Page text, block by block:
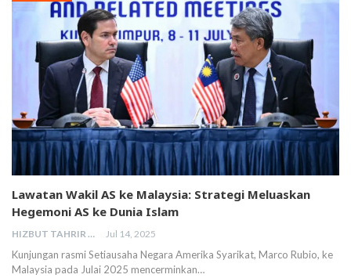
Lawatan Wakil AS ke Malaysia: Strategi Meluaskan
Hegemoni AS ke Dunia Islam
HIZBUT TAHRIR MALAYSIA Jul 14, 2025
Kunjungan rasmi Setiausaha Negara Amerika Syarikat, Marco Rubio, ke
Malaysia pada Julai 2025 mencerminkan…